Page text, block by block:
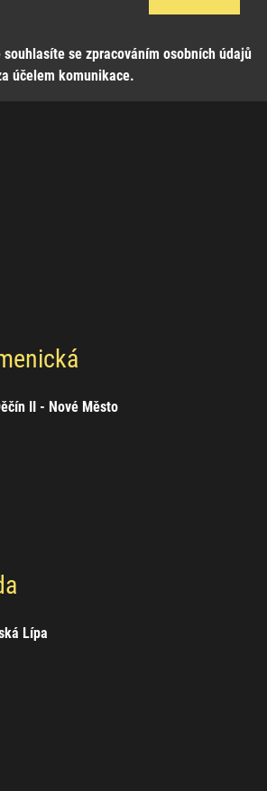
se zpracováním osobních údajů
účelem komunikace.
II - Nové Město
Lípa